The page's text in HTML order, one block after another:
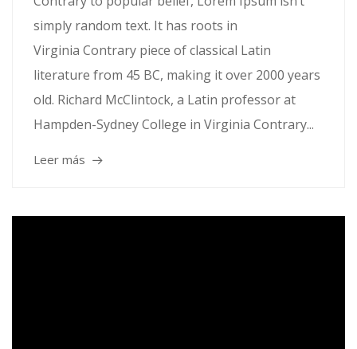
simply random text. It has roots in
Virginia Contrary piece of classical Latin
literature from 45 BC, making it over 2000 years
old. Richard McClintock, a Latin professor at
Hampden-Sydney College in Virginia Contrary...
Leer más